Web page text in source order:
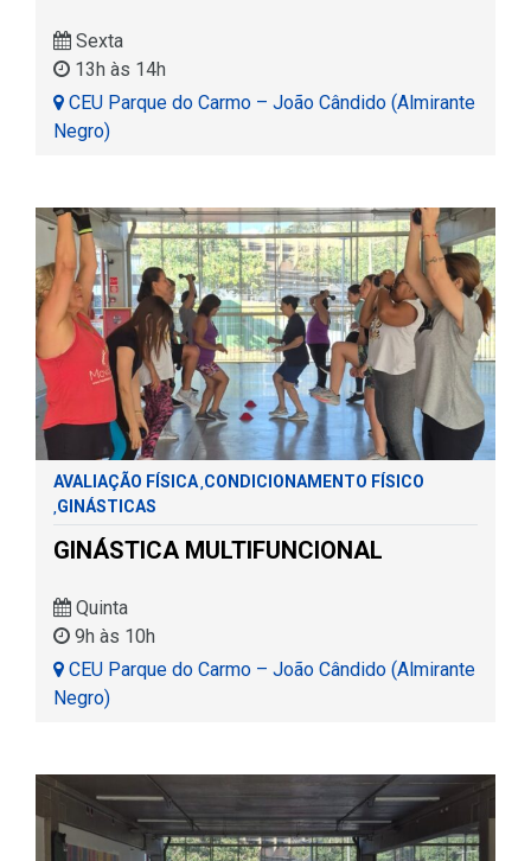
Sexta
13h às 14h
CEU Parque do Carmo – João Cândido (Almirante
Negro)
AVALIAÇÃO FÍSICA CONDICIONAMENTO FÍSICO
GINÁSTICAS
GINÁSTICA MULTIFUNCIONAL
Quinta
9h às 10h
CEU Parque do Carmo – João Cândido (Almirante
Negro)